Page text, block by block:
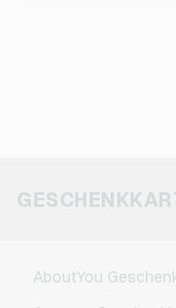
AboutYou